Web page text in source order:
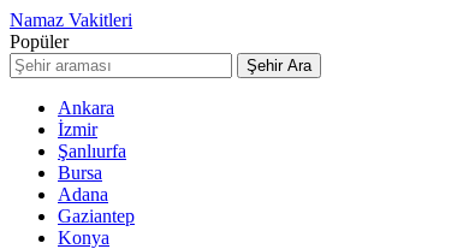
Namaz Vakitleri
Popüler
Şehir Ara
Ankara
İzmir
Şanlıurfa
Bursa
Adana
Gaziantep
Konya